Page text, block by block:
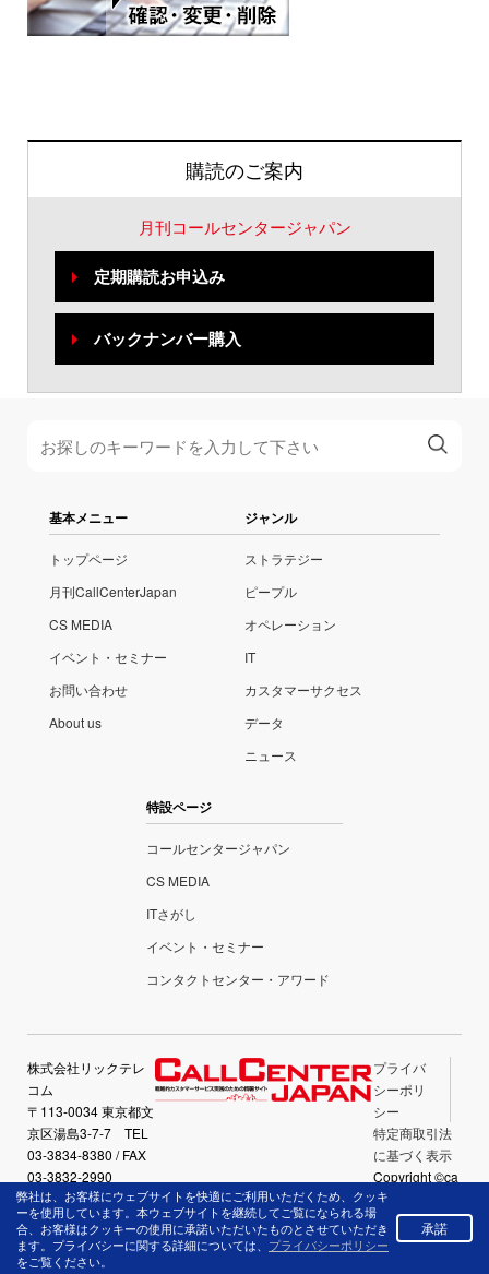
購読のご案内
月刊コールセンタージャパン
定期購読お申込み
バックナンバー購入
基本メニュー
トップページ
月刊CallCenterJapan
CS MEDIA
イベント・セミナー
お問い合わせ
About us
ジャンル
ストラテジー
ピープル
オペレーション
IT
カスタマーサクセス
データ
ニュース
特設ページ
コールセンタージャパン
CS MEDIA
ITさがし
イベント・セミナー
コンタクトセンター・アワード
株式会社リックテレ
コム
〒113-0034 東京都文
京区湯島3-7-7 TEL
03-3834-8380 / FAX
03-3832-2990
プライバ
シーポリ
シー
特定商取引法
に基づく表示
Copyright ©ca
llcenter-japan.
com All Right
Reserved.
弊社は、お客様にウェブサイトを快適にご利用いただくため、クッキ
ーを使用しています。本ウェブサイトを継続してご覧になられる場
合、お客様はクッキーの使用に承諾いただいたものとさせていただき
ます。プライバシーに関する詳細については、 プライバシーポリシー
をご覧ください。
承諾